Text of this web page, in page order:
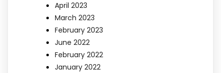
April 2023
March 2023
February 2023
June 2022
February 2022
January 2022